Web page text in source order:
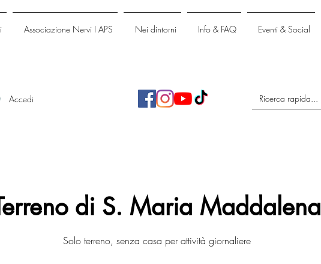
Associazione Nervi I APS Nei dintorni Info & FAQ Eventi & Social
Accedi
di S. Maria Maddalena
Solo terreno, senza casa per attività giornaliere